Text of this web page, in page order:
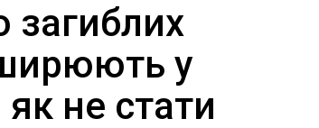
загиблих
у
не стати